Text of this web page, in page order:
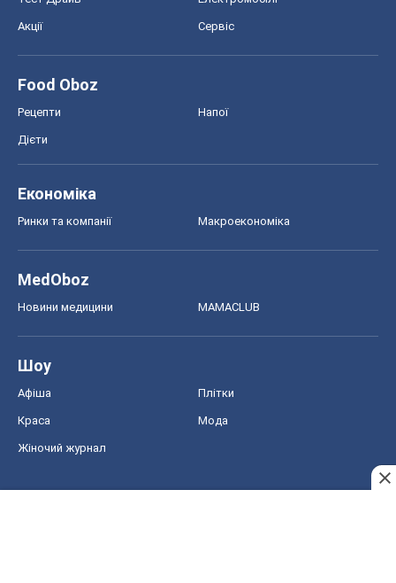
Акції Сервіс
Food Oboz
Рецепти Напої
Дієти
Економіка
Ринки та компанії Макроекономіка
MedOboz
Новини медицини MAMACLUB
Шоу
Афіша Плітки
Краса Мода
Жіночий журнал